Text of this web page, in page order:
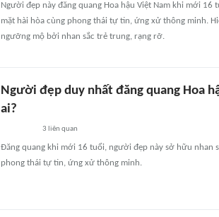
Người đẹp này đăng quang Hoa hậu Việt Nam khi mới
mặt hài hòa cùng phong thái tự tin, ứng xử thông minh.
ngưỡng mộ bởi nhan sắc trẻ trung, rạng rỡ.
Người đẹp duy nhất đăng quang Hoa
ai?
3 liên quan
Đăng quang khi mới 16 tuổi, người đẹp này sở hữu nhan
phong thái tự tin, ứng xử thông minh.